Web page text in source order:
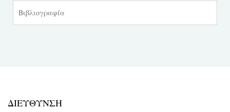
Βιβλιογραφία
ΔΙΕΥΘΥΝΣΗ